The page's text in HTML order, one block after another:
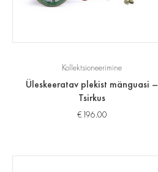
Kollektsioneerimine
Üleskeeratav plekist mänguasi –
Tsirkus
€196.00